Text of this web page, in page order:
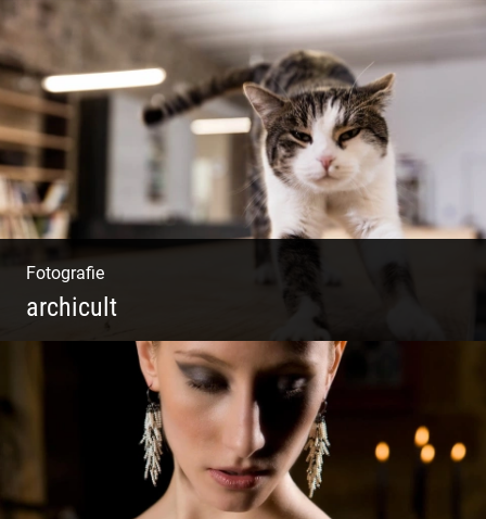
Boden & Raumausstattung | Imposantes
Gewölbe | Großzügige Räume | Vintage Stil
Fotografie
archicult
Lesen & Inspirieren | Messen & Verlegen |
Zeichnen & Malen | Planen & Bauen